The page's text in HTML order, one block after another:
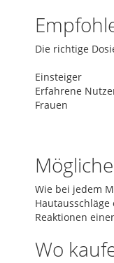
Die richtige
Einsteiger
Erfahrene
Frauen
Wie bei jedem
Reaktionen
Wo